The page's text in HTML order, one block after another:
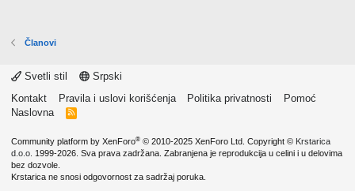
Članovi
Svetli stil
Srpski
Kontakt
Pravila i uslovi korišćenja Politika privatnosti
Pomoć
Naslovna
R
Community platform by XenForo® © 2010-2025 XenForo Ltd. Copyright © Krstarica
d.o.o. 1999-2026. Sva prava zadržana. Zabranjena je reprodukcija u celini i u delovima
bez dozvole.
Krstarica ne snosi odgovornost za sadržaj poruka.